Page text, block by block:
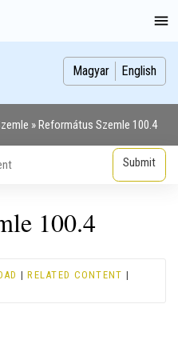
Magyar English
Református Szemle 100.4
100.4
|RELATED CONTENT |